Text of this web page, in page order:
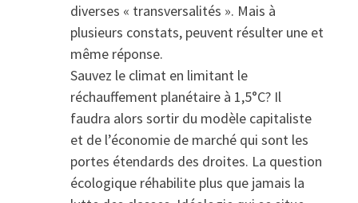
diverses « transversalités ». Mais à
plusieurs constats, peuvent résulter une et
même réponse.
Sauvez le climat en limitant le
réchauffement planétaire à 1,5°C? Il
faudra alors sortir du modèle capitaliste
et de l’économie de marché qui sont les
portes étendards des droites. La question
écologique réhabilite plus que jamais la